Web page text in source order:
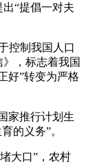
“提倡一对夫
控制我国人口
，标志着我国
好”转变为严格
家推行计划生
的义务”。
大口”，农村